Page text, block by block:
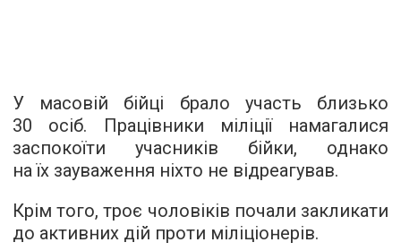
У масовій бійці брало участь близько
30 осіб. Працівники міліції намагалися
заспокоїти учасників бійки, однако
на їх зауваження ніхто не відреагував.
Крім того, троє чоловіків почали закликати
до активних дій проти міліціонерів.